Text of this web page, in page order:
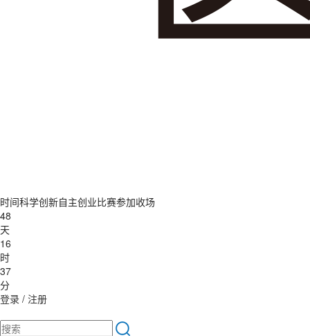
时间科学创新自主创业比赛参加收场
48
天
16
时
37
分
登录 / 注册